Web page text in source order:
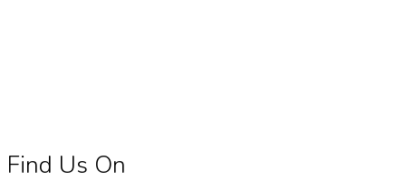
Find Us On